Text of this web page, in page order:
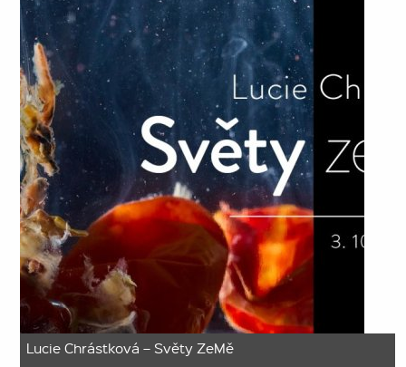
Lucie Chrástková – Světy ZeMě